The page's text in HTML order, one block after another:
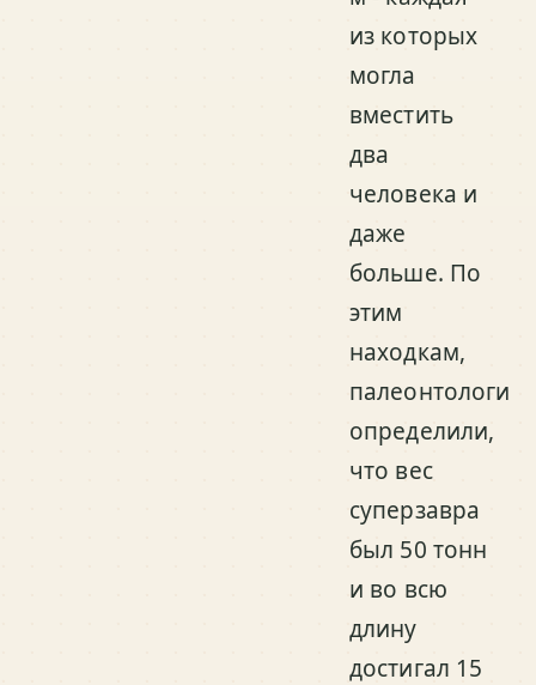
из которых
могла
вместить
два
человека и
даже
больше. По
этим
находкам,
палеонтологи
определили,
что вес
суперзавра
был 50 тонн
и во всю
длину
достигал 15